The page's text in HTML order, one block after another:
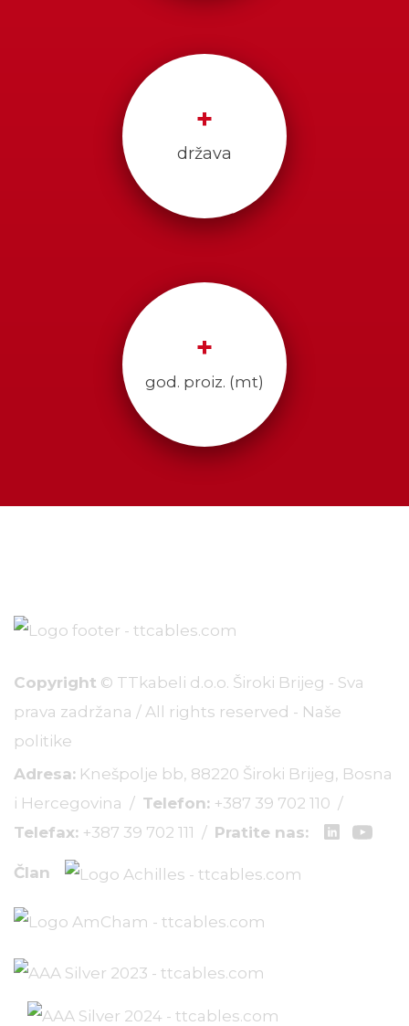
+
država
+
god. proiz. (mt)
Copyright © TTkabeli d.o.o. Široki Brijeg - Sva
prava zadržana / All rights reserved - Naše
politike
Adresa: Knešpolje bb, 88220 Široki Brijeg, Bosna
i Hercegovina / Telefon: +387 39 702 110 /
Telefax: +387 39 702 111 / Pratite nas:
Član